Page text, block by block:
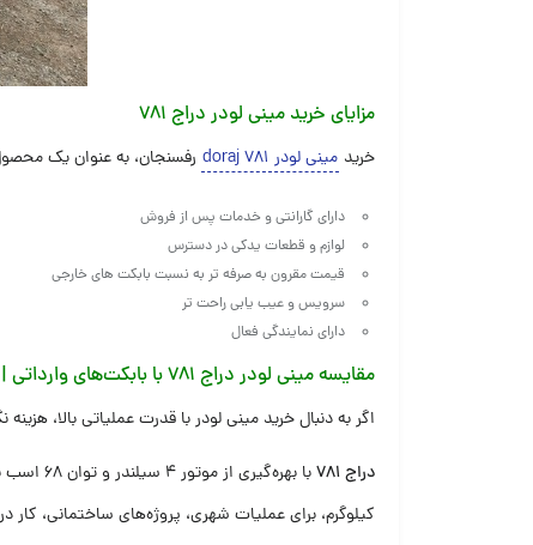
مزایای خرید مینی لودر دراج ۷۸۱
خرید مینی لودر ۷۸۱ doraj رفسنجان، به عنوان یک محصول
دارای گارانتی و خدمات پس از فروش
لوازم و قطعات یدکی در دسترس
قیمت مقرون به صرفه تر به نسبت بابکت های خارجی
سرویس و عیب یابی راحت تر
دارای نمایندگی فعال
مقایسه مینی لودر دراج ۷۸۱ با بابکت‌های وارداتی | چرا خرید مدل ۷۸۱ انتخابی هوشمندانه است؟
اگر به دنبال خرید مینی لودر با قدرت عملیاتی بالا،
دراج ۷۸۱
کیلوگرم، برای عملیات شهری، پروژه‌های ساختمانی،